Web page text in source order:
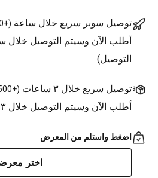
توصيل سوبر سريع خلال ساعة (+2.000 د.ك.
أطلب الآن وسيتم التوصيل
التوصيل)
توصيل سريع خلال ٣ ساعات (+1.500 د.ك.
أطلب الآن وسيتم التوصيل خلال ٣ ساعات.
اضغط واستلم من المعرض
اختر